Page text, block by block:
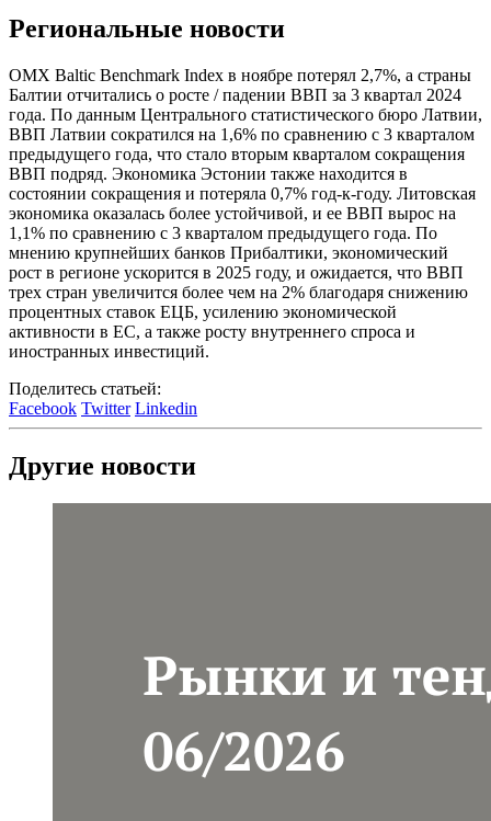
Региональные новости
OMX Baltic Benchmark Index в ноябре потерял 2,7%, а страны
Балтии отчитались о росте / падении ВВП за 3 квартал 2024
года. По данным Центрального статистического бюро Латвии,
ВВП Латвии сократился на 1,6% по сравнению с 3 кварталом
предыдущего года, что стало вторым кварталом сокращения
ВВП подряд. Экономика Эстонии также находится в
состоянии сокращения и потеряла 0,7% год-к-году. Литовская
экономика оказалась более устойчивой, и ее ВВП вырос на
1,1% по сравнению с 3 кварталом предыдущего года. По
мнению крупнейших банков Прибалтики, экономический
рост в регионе ускорится в 2025 году, и ожидается, что ВВП
трех стран увеличится более чем на 2% благодаря снижению
процентных ставок ЕЦБ, усилению экономической
активности в ЕС, а также росту внутреннего спроса и
иностранных инвестиций.
Поделитесь статьей:
Facebook Twitter Linkedin
Другие новости